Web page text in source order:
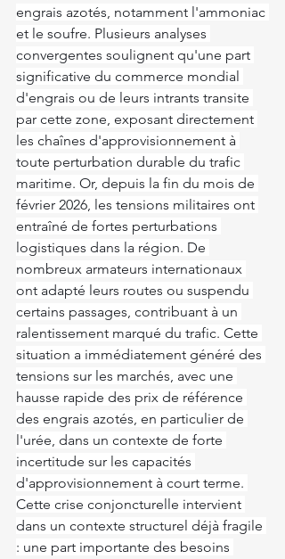
engrais azotés, notamment l'ammoniac
et le soufre. Plusieurs analyses
convergentes soulignent qu'une part
significative du commerce mondial
d'engrais ou de leurs intrants transite
par cette zone, exposant directement
les chaînes d'approvisionnement à
toute perturbation durable du trafic
maritime. Or, depuis la fin du mois de
février 2026, les tensions militaires ont
entraîné de fortes perturbations
logistiques dans la région. De
nombreux armateurs internationaux
ont adapté leurs routes ou suspendu
certains passages, contribuant à un
ralentissement marqué du trafic. Cette
situation a immédiatement généré des
tensions sur les marchés, avec une
hausse rapide des prix de référence
des engrais azotés, en particulier de
l'urée, dans un contexte de forte
incertitude sur les capacités
d'approvisionnement à court terme.
Cette crise conjoncturelle intervient
dans un contexte structurel déjà fragile
: une part importante des besoins